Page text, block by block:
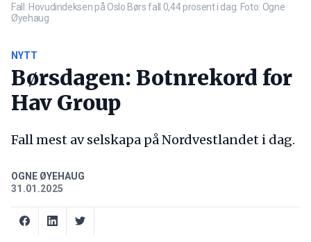
Fall: Hovudindeksen på Oslo Børs fall 0,44 prosent i dag. Foto: Ogne
Øyehaug
NYTT
Børsdagen: Botnrekord for
Hav Group
Fall mest av selskapa på Nordvestlandet i dag.
OGNE ØYEHAUG
31.01.2025